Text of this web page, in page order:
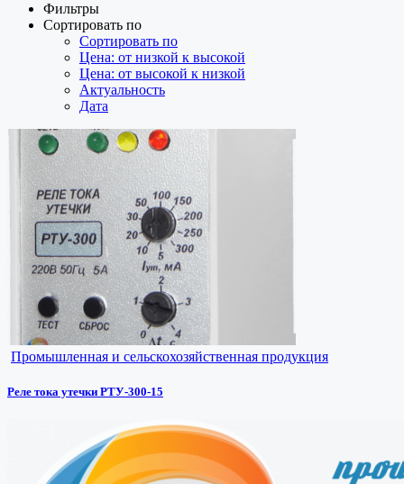
Фильтры
Сортировать по
Сортировать по
Цена: от низкой к высокой
Цена: от высокой к низкой
Актуальность
Дата
Промышленная и сельскохозяйственная продукция
Реле тока утечки РТУ-300-15